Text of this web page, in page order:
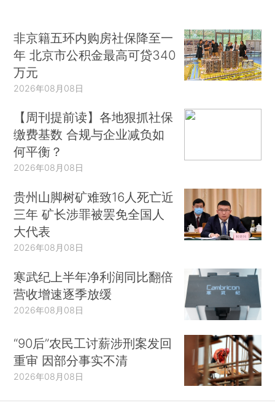
非京籍五环内购房社保降至一
年 北京市公积金最高可贷340
万元
2026年08月08日
【周刊提前读】各地狠抓社保
缴费基数 合规与企业减负如
何平衡？
2026年08月08日
贵州山脚树矿难致16人死亡近
三年 矿长涉罪被罢免全国人
大代表
2026年08月08日
寒武纪上半年净利润同比翻倍
营收增速逐季放缓
2026年08月08日
“90后”农民工讨薪涉刑案发回
重审 因部分事实不清
2026年08月08日